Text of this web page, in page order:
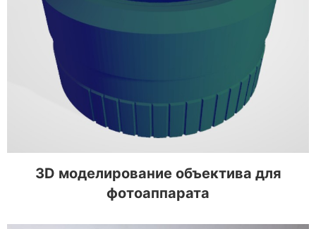
3D моделирование объектива для
3D моделирование объектива для
фотоаппарата